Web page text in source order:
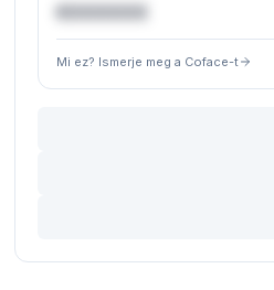
Mi ez? Ismerje meg a Coface-t